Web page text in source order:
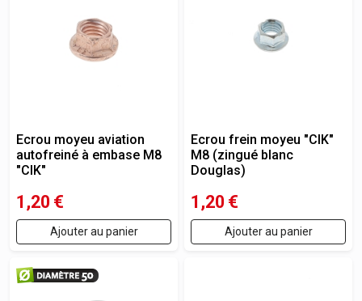
Ecrou moyeu aviation
autofreiné à embase M8
"CIK"
1,20 €
Ajouter au panier
Ecrou frein moyeu "CIK"
M8 (zingué blanc
Douglas)
1,20 €
Ajouter au panier